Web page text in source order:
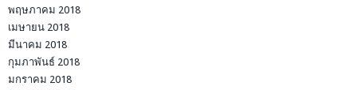
พฤษภาคม 2018
เมษายน 2018
มีนาคม 2018
กุมภาพันธ์ 2018
มกราคม 2018